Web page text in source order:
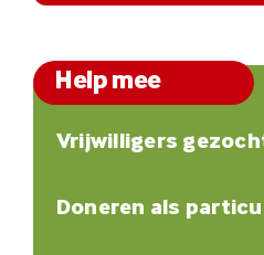
Help mee
Vrijwilligers
Doneren als